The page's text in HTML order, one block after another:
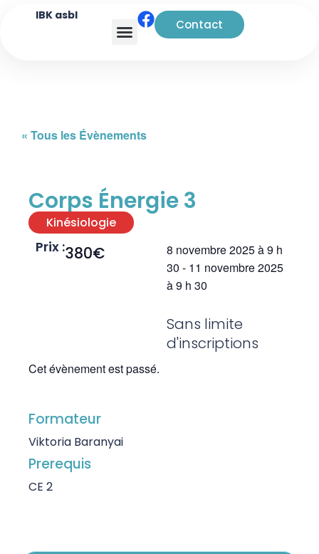
IBK asbl
Contact
« Tous les Évènements
Corps Énergie 3
Kinésiologie
Prix :380€ 8 novembre 2025à9 h
30 - 11 novembre 2025
à9 h 30
Sans limite
d'inscriptions
Cet évènement est passé.
Formateur
Viktoria Baranyai
Prerequis
CE 2